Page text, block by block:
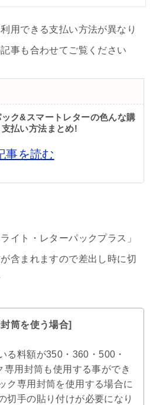
用できる支払い方法が異なり
事も合わせてご覧ください
ック&スマートレターの色んな購
支払い方法まとめ!
事を読む
イト・レターパックプラス」
含まれますので差出し時に切
筒を使う場合]
る料額が350・360・500・
用封筒も使用する事ができ
ク専用封筒を使用する場合に
切手の貼り付けが必要になり